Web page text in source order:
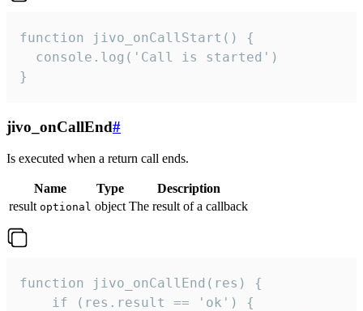
function jivo_onCallStart() {
  console.log('Call is started')
}
jivo_onCallEnd#
Is executed when a return call ends.
Name Type
Description
result optional object The result of a callback
function jivo_onCallEnd(res) {
    if (res.result == 'ok') {